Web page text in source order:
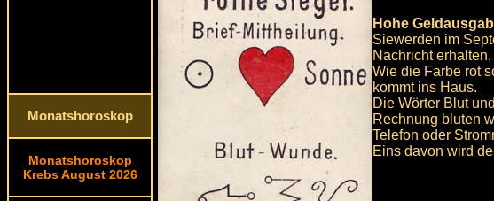
Monatshoroskop
Monatshoroskop
Krebs August 2026
Hohe
Siewerden im
Nachricht
Wie die Farbe rot
kommt ins Haus.
Die Wörter Blut
Rechnung bluten
Telefon oder
Eins davon wird